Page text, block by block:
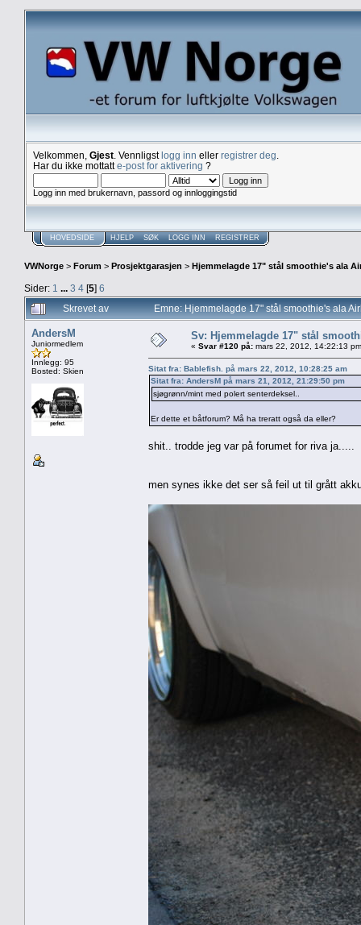
Velkommen, Gjest . Vennligstlogg inn eller registrer deg
Har du ikke mottatte-post for aktivering ?
Logg inn med brukernavn, passord og innloggingstid
HOVEDSIDE HJELP SØK LOGG INN REGISTRER
VWNorge > Forum > Prosjektgarasjen > Hjemmelagde 17" stål smoothie's ala
Sider: 1 ... 3 4 [5] 6
Skrevet av
Emne: Hjemmelagde 17" stål smoothie's ala
AndersM
Juniormedlem
Innlegg: 95
Bosted: Skien
Sv: Hjemmelagde 17" stål
« Svar #120 på: mars 22, 2012, 14:22:13
Sitat fra: Bablefish. på mars 22, 2012, 10:28:25 am
Sitat fra: AndersM på mars 21, 2012, 21:29:50 pm
sjøgrønn/mint med polert senterdeksel..
Er dette et båtforum? Må ha treratt også da eller?
shit.. trodde jeg var på forumet for riva ja.....
men synes ikke det ser så feil ut til grått